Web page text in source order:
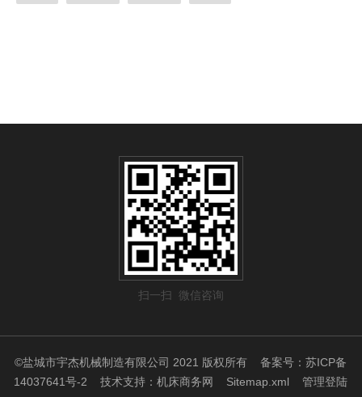
扫一扫 微信咨询
©盐城市宇杰机械制造有限公司 2021 版权所有备案号：苏ICP备
14037641号-2 技术支持：机床商务网 Sitemap.xml 管理登陆